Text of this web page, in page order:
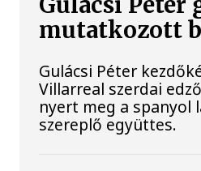
mutatkozott
Gulácsi Péter
Villarreal szerdai
nyert meg a spanyol
szereplő együttes.